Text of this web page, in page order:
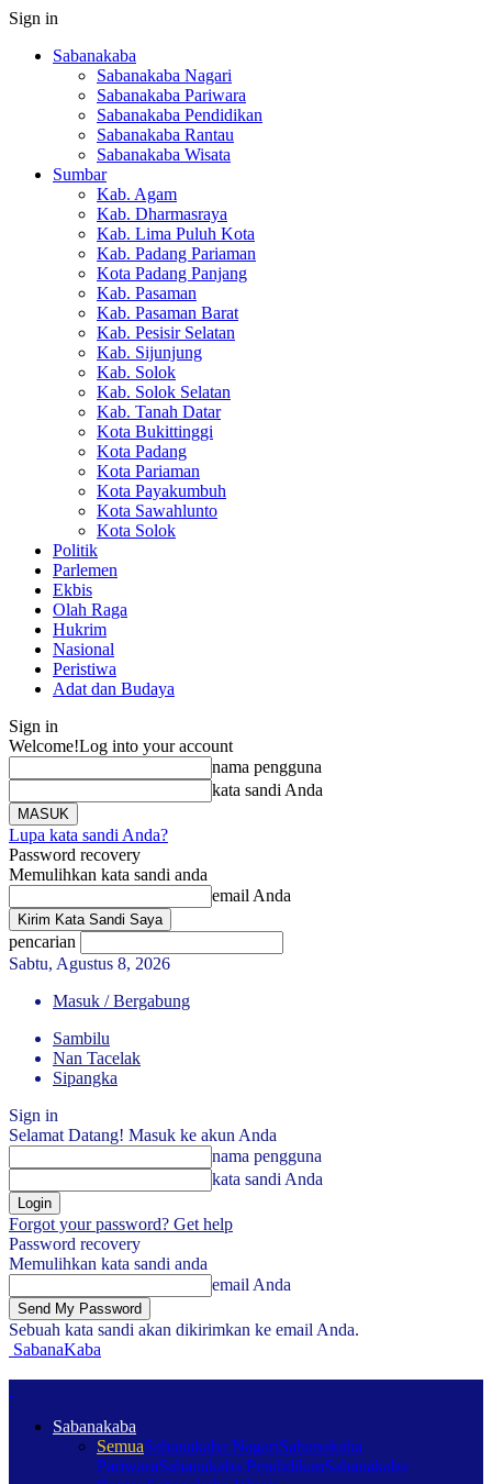
Sign in
Sabanakaba
Sabanakaba Nagari
Sabanakaba Pariwara
Sabanakaba Pendidikan
Sabanakaba Rantau
Sabanakaba Wisata
Sumbar
Kab. Agam
Kab. Dharmasraya
Kab. Lima Puluh Kota
Kab. Padang Pariaman
Kota Padang Panjang
Kab. Pasaman
Kab. Pasaman Barat
Kab. Pesisir Selatan
Kab. Sijunjung
Kab. Solok
Kab. Solok Selatan
Kab. Tanah Datar
Kota Bukittinggi
Kota Padang
Kota Pariaman
Kota Payakumbuh
Kota Sawahlunto
Kota Solok
Politik
Parlemen
Ekbis
Olah Raga
Hukrim
Nasional
Peristiwa
Adat dan Budaya
Sign in
Welcome!Log into your account
nama pengguna
kata sandi Anda
Lupa kata sandi Anda?
Password recovery
Memulihkan kata sandi anda
email Anda
pencarian
Sabtu, Agustus 8, 2026
Masuk / Bergabung
Sambilu
Nan Tacelak
Sipangka
Sign in
Selamat Datang! Masuk ke akun Anda
nama pengguna
kata sandi Anda
Forgot your password? Get help
Password recovery
Memulihkan kata sandi anda
email Anda
Sebuah kata sandi akan dikirimkan ke email Anda.
SabanaKaba
Sabanakaba
SemuaSabanakaba NagariSabanakaba
PariwaraSabanakaba PendidikanSabanakaba